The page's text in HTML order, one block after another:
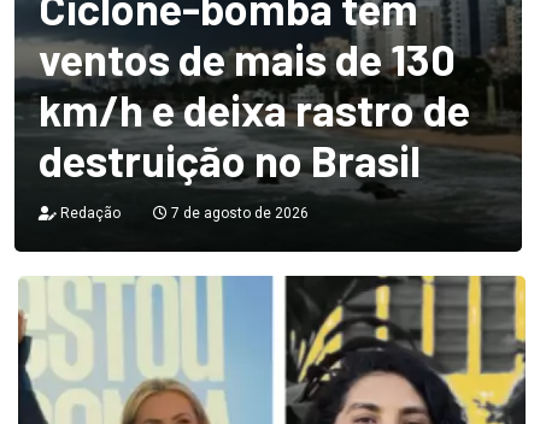
ventos de mais de 130
km/h e deixa rastro de
destruição no Brasil
Redação 7 de agosto de 2026